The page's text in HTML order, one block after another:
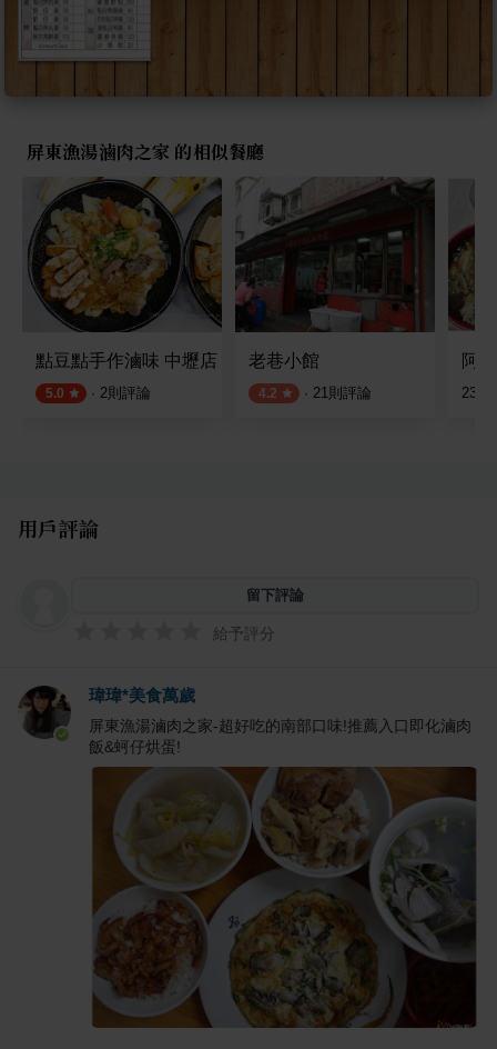
屏東漁湯滷肉之家 的相似餐廳
點豆點手作滷味 中壢店
5.0 · 2則評論
老巷小館
4.2 · 21則評論
阿
23
用戶評論
留下評論
給予評分
瑋瑋*美食萬歲
屏東漁湯滷肉之家-超好吃的南部口味!推薦入口即化滷肉
飯&蚵仔烘蛋!